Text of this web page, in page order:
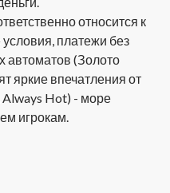
относится к
платежи без
автоматов (Золото
яркие впечатления от
Hot) - море
игрокам.
— один из лидеров